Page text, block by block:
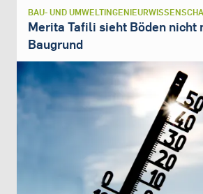
BAU- UND
Merita Tafili sieht Böden nicht
Baugrund